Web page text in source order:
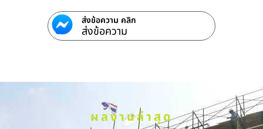
ส่งข้อความ คลิก
ส่งข้อความ
ผลงานล่าสุด